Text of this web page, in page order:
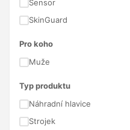
Sensor
SkinGuard
Pro koho
Muže
Typ produktu
Náhradní hlavice
Strojek